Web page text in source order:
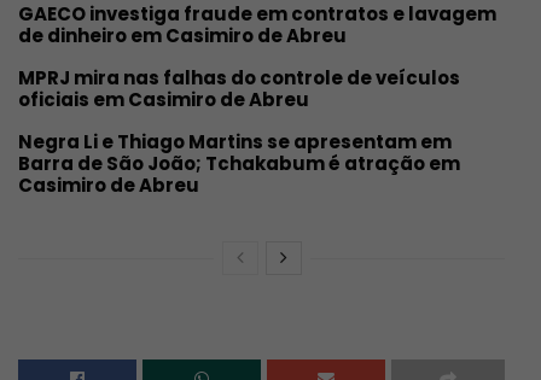
GAECO investiga fraude em contratos e lavagem
de dinheiro em Casimiro de Abreu
MPRJ mira nas falhas do controle de veículos
oficiais em Casimiro de Abreu
Negra Li e Thiago Martins se apresentam em
Barra de São João; Tchakabum é atração em
Casimiro de Abreu